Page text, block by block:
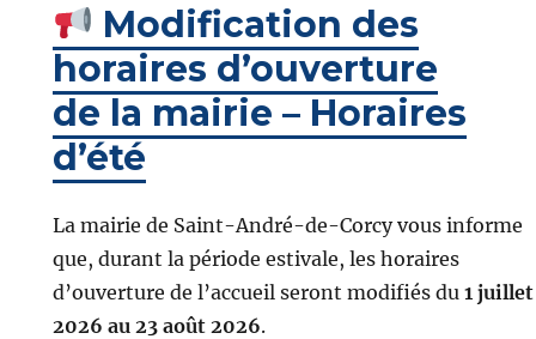
Modification des
horaires d’ouverture
de la mairie – Horaires
d’été
La mairie de Saint-André-de-Corcy vous informe
que, durant la période estivale, les horaires
d’ouverture de l’accueil seront modifiés du 1 juillet
2026 au 23 août 2026.